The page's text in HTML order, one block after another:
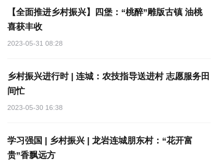
【全面推进乡村振兴】四堡：“桃醉”雕版古镇 油桃
喜获丰收
2023-05-31 08:28
乡村振兴进行时 | 连城：农技指导送进村 志愿服务田
间忙
2023-05-30 16:38
学习强国 | 乡村振兴 | 龙岩连城朋东村：“花开富
贵”香飘远方